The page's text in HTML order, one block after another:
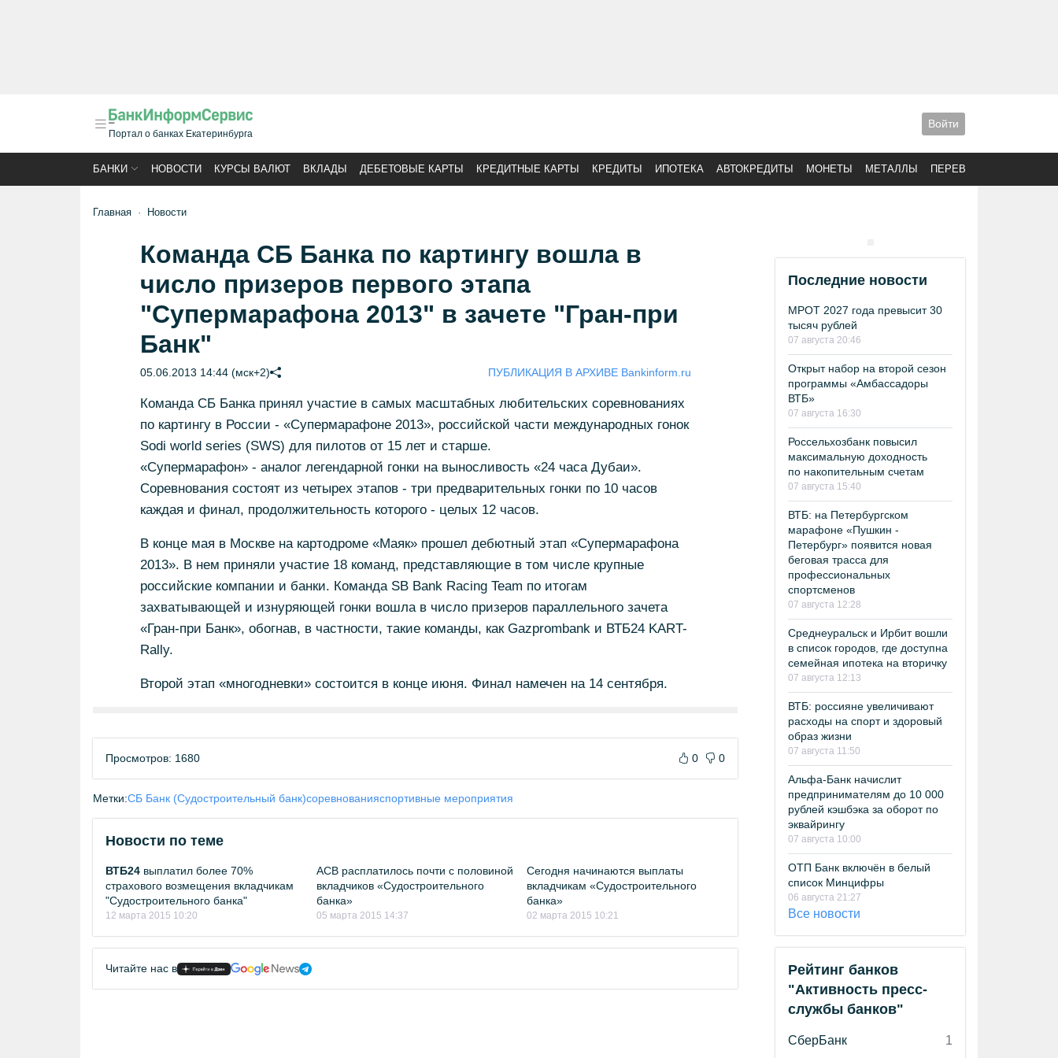
Портал о банках Екатеринбурга
Войти
БАНКИ НОВОСТИ КУРСЫ ВАЛЮТ ВКЛАДЫ ДЕБЕТОВЫЕ КАРТЫ КРЕДИТНЫЕ КАРТЫ КРЕДИТЫ ИПОТЕКА АВТОКРЕДИТЫ МОНЕТЫ МЕТАЛЛЫ ПЕРЕВОДЫ
Главная Новости
Команда СБ Банка по картингу вошла в
число призеров первого этапа
"Супермарафона 2013" в зачете "Гран-при
Банк"
05.06.2013 14:44 (мск+2) ПУБЛИКАЦИЯ В АРХИВЕ Bankinform.ru
Команда СБ Банка принял участие в самых масштабных любительских соревнованиях
по картингу в России - «Супермарафоне 2013», российской части международных гонок
Sodi world series (SWS) для пилотов от 15 лет и старше.
«Супермарафон» - аналог легендарной гонки на выносливость «24 часа Дубаи».
Соревнования состоят из четырех этапов - три предварительных гонки по 10 часов
каждая и финал, продолжительность которого - целых 12 часов.
В конце мая в Москве на картодроме «Маяк» прошел дебютный этап «Супермарафона
2013». В нем приняли участие 18 команд, представляющие в том числе крупные
российские компании и банки. Команда SB Bank Racing Team по итогам
захватывающей и изнуряющей гонки вошла в число призеров параллельного зачета
«Гран-при Банк», обогнав, в частности, такие команды, как Gazprombank и ВТБ24 KART-
Rally.
Второй этап «многодневки» состоится в конце июня. Финал намечен на 14 сентября.
Просмотров: 1680 0 0
Метки:СБ Банк (Судостроительный банк)соревнованияспортивные мероприятия
Новости по теме
ВТБ24 выплатил более 70%
страхового возмещения вкладчикам
"Судостроительного банка"
12 марта 2015 10:20
АСВ расплатилось почти с половиной
вкладчиков «Судостроительного
банка»
05 марта 2015 14:37
Сегодня начинаются выплаты
вкладчикам «Судостроительного
банка»
02 марта 2015 10:21
Читайте нас в
Последние новости
МРОТ 2027 года превысит 30
тысяч рублей
07 августа 20:46
Открыт набор на второй сезон
программы «Амбассадоры
ВТБ»
07 августа 16:30
Россельхозбанк повысил
максимальную доходность
по накопительным счетам
07 августа 15:40
ВТБ: на Петербургском
марафоне «Пушкин -
Петербург» появится новая
беговая трасса для
профессиональных
спортсменов
07 августа 12:28
Среднеуральск и Ирбит вошли
в список городов, где доступна
семейная ипотека на вторичку
07 августа 12:13
ВТБ: россияне увеличивают
расходы на спорт и здоровый
образ жизни
07 августа 11:50
Альфа-Банк начислит
предпринимателям до 10 000
рублей кэшбэка за оборот по
эквайрингу
07 августа 10:00
ОТП Банк включён в белый
список Минцифры
06 августа 21:27
Все новости
Рейтинг банков
"Активность пресс-
службы банков"
СберБанк
1